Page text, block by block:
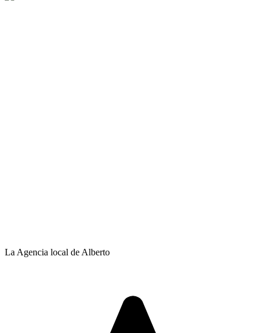
La Agencia local de Alberto